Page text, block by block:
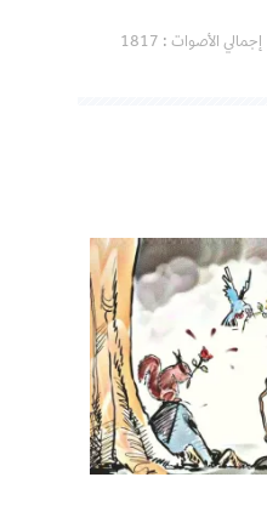
إجمالي الأصوات : 1817